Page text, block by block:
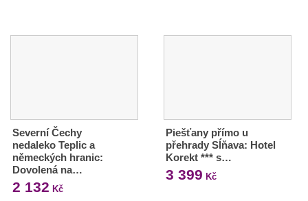
Severní Čechy
nedaleko Teplic a
německých hranic:
Dovolená na…
2 132 Kč
Piešťany přímo u
přehrady Sĺňava: Hotel
Korekt *** s…
3 399 Kč